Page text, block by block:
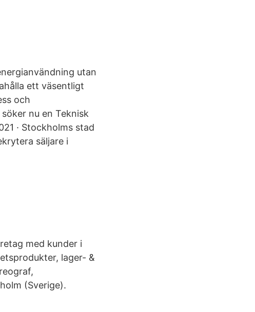
utan
ett väsentligt
och
nu en Teknisk
· Stockholms stad
säljare i
med kunder i
lager- &
(Sverige).